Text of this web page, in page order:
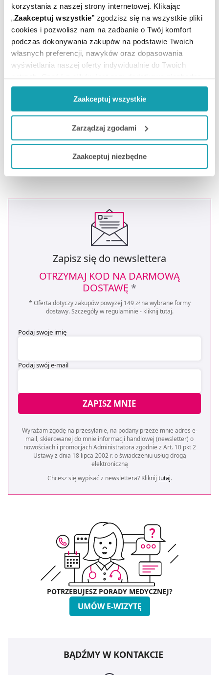
korzystania z naszej strony internetowej. Klikając
„Zaakceptuj wszystkie” zgodzisz się na wszystkie pliki
cookies i pozwolisz nam na zadbanie o Twój komfort
podczas dokonywania zakupów na podstawie Twoich
własnych preferencji, nawyków oraz dopasowania
wyświetlania naszej oferty indywidualnie do Twoich
potrzeb. Część z plików jest nam dodatkowo niezbędna
do prawidłowego działania Portalu oraz jego
funkcjonalności. W zależności od funkcji, dane o tym jak
korzystasz z naszej witryny będą również przekazywane
do naszych Partnerów marketingowych i analitycznych.
Jeżeli chcesz dostosować swoją zgodę i wybrać tylko
niektóre dodatkowe funkcje, z którymi wiąże się
zbieranie danych o Twojej aktywności dokonaj
Możesz również kliknąć „Zaakceptuj niezbędne
będzie oznaczało, że nie wyrażasz zgody na
pozyskiwanie od Ciebie danych, które nie są niezbędne
dla funkcjonowania Strony. Będzie się to jednak wiązało
z brakiem dostępu do wszystkich funkcjonalności
Zaakceptuj wszystkie
Zarządzaj zgodami
Zaakceptuj niezbędne
ZOBACZ TEŻ
ARTYKUŁY
MOŻE CI SIĘ PRZYDAĆ
Zapisz się do newslettera
OTRZYMAJ KOD NA DARMOWĄ
DOSTAWĘ *
* Oferta dotyczy zakupów powyżej 149 zł na wybrane formy
dostawy. Szczegóły w regulaminie - kliknij tutaj.
Podaj swoje imię
Podaj swój e-mail
ZAPISZ MNIE
Wyrażam zgodę na przesyłanie, na podany przeze mnie adres e-
mail, skierowanej do mnie informacji handlowej (newsletter) o
nowościach i promocjach Administratora zgodnie z Art. 10 pkt 2
Ustawy z dnia 18 lipca 2002 r. o świadczeniu usług drogą
elektroniczną
Chcesz się wypisać z newslettera? Kliknij tutaj.
POTRZEBUJESZ PORADY MEDYCZNEJ?
UMÓW E-WIZYTĘ
BĄDŹMY W KONTAKCIE